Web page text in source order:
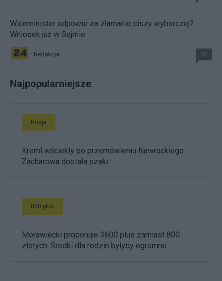
Wiceminister odpowie za złamanie ciszy wyborczej?
Wniosek już w Sejmie
Redakcja 37
Najpopularniejsze
Rosja
Kreml wściekły po przemówieniu Nawrockiego.
Zacharowa dostała szału
800 plus
Morawiecki proponuje 3600 plus zamiast 800
złotych. Środki dla rodzin byłyby ogromne